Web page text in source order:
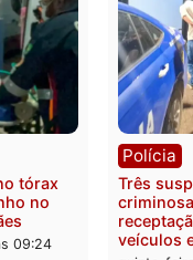
, do TSE,
e
ação que
do mandato